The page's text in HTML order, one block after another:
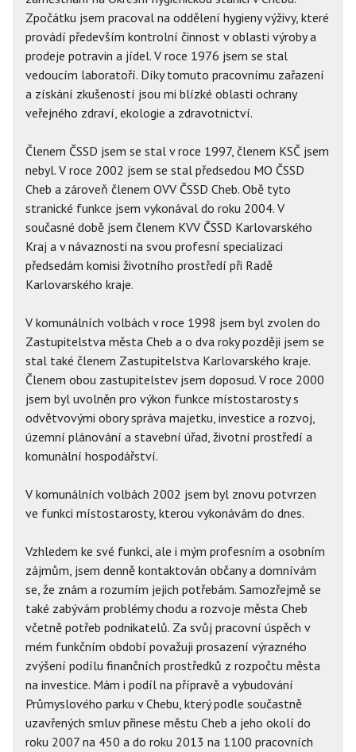
Zpočátku jsem pracoval na oddělení hygieny výživy, které
provádí především kontrolní činnost v oblasti výroby a
prodeje potravin a jídel. V roce 1976 jsem se stal
vedoucím laboratoří. Díky tomuto pracovnímu zařazení
a získání zkušeností jsou mi blízké oblasti ochrany
veřejného zdraví, ekologie a zdravotnictví.
Členem ČSSD jsem se stal v roce 1997, členem KSČ jsem
nebyl. V roce 2002 jsem se stal předsedou MO ČSSD
Cheb a zároveň členem OVV ČSSD Cheb. Obě tyto
stranické funkce jsem vykonával do roku 2004. V
současné době jsem členem KVV ČSSD Karlovarského
Kraj a v návaznosti na svou profesní specializaci
předsedám komisi životního prostředí při Radě
Karlovarského kraje.
V komunálních volbách v roce 1998 jsem byl zvolen do
Zastupitelstva města Cheb a o dva roky později jsem se
stal také členem Zastupitelstva Karlovarského kraje.
Členem obou zastupitelstev jsem doposud. V roce 2000
jsem byl uvolněn pro výkon funkce místostarosty s
odvětvovými obory správa majetku, investice a rozvoj,
územní plánování a stavební úřad, životní prostředí a
komunální hospodářství.
V komunálních volbách 2002 jsem byl znovu potvrzen
ve funkci místostarosty, kterou vykonávám do dnes.
Vzhledem ke své funkci, ale i mým profesním a osobním
zájmům, jsem denně kontaktován občany a domnívám
se, že znám a rozumím jejich potřebám. Samozřejmě se
také zabývám problémy chodu a rozvoje města Cheb
včetně potřeb podnikatelů. Za svůj pracovní úspěch v
mém funkčním období považuji prosazení výrazného
zvýšení podílu finančních prostředků z rozpočtu města
na investice. Mám i podíl na přípravě a vybudování
Průmyslového parku v Chebu, který podle součastně
uzavřených smluv přinese městu Cheb a jeho okolí do
roku 2007 na 450 a do roku 2013 na 1100 pracovních